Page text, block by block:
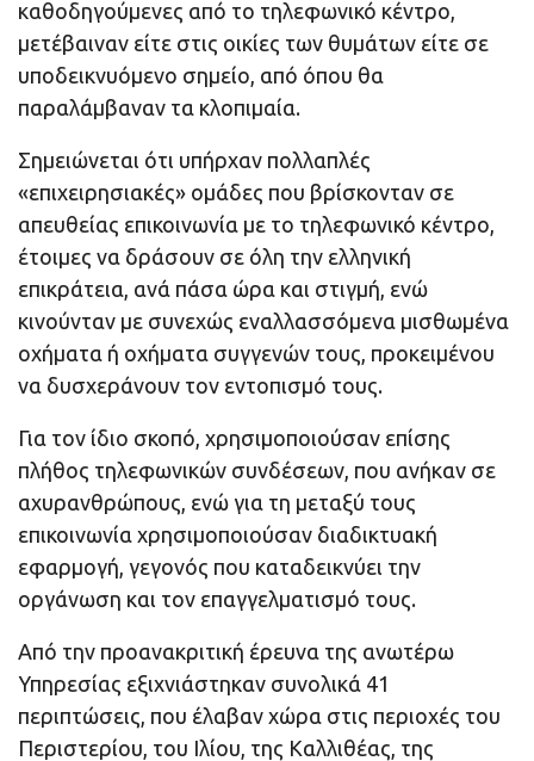
καθοδηγούμενες από το τηλεφωνικό κέντρο,
μετέβαιναν είτε στις οικίες των θυμάτων είτε σε
υποδεικνυόμενο σημείο, από όπου θα
παραλάμβαναν τα κλοπιμαία.
Σημειώνεται ότι υπήρχαν πολλαπλές
«επιχειρησιακές» ομάδες που βρίσκονταν σε
απευθείας επικοινωνία με το τηλεφωνικό κέντρο,
έτοιμες να δράσουν σε όλη την ελληνική
επικράτεια, ανά πάσα ώρα και στιγμή, ενώ
κινούνταν με συνεχώς εναλλασσόμενα μισθωμένα
οχήματα ή οχήματα συγγενών τους, προκειμένου
να δυσχεράνουν τον εντοπισμό τους.
Για τον ίδιο σκοπό, χρησιμοποιούσαν επίσης
πλήθος τηλεφωνικών συνδέσεων, που ανήκαν σε
αχυρανθρώπους, ενώ για τη μεταξύ τους
επικοινωνία χρησιμοποιούσαν διαδικτυακή
εφαρμογή, γεγονός που καταδεικνύει την
οργάνωση και τον επαγγελματισμό τους.
Από την προανακριτική έρευνα της ανωτέρω
Υπηρεσίας εξιχνιάστηκαν συνολικά 41
περιπτώσεις, που έλαβαν χώρα στις περιοχές του
Περιστερίου, του Ιλίου, της Καλλιθέας, της